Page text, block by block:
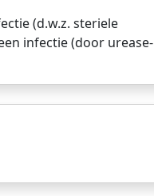
(d.w.z. steriele
infectie (door urease-